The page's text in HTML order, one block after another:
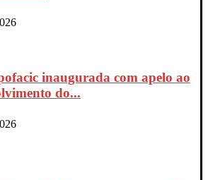
inaugurada com apelo ao
do...